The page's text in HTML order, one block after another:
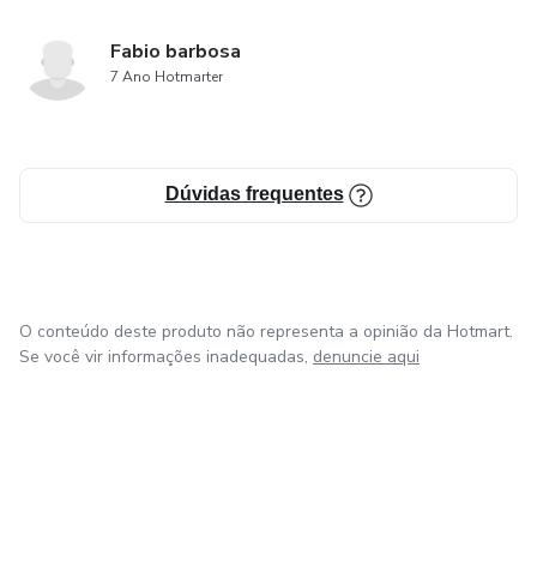
Fabio barbosa
7 Ano Hotmarter
Dúvidas frequentes
O conteúdo deste produto não representa a opinião da Hotmart.
Se você vir informações inadequadas, denuncie aqui